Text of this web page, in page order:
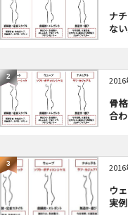
ナ
な
2 2016
骨
合
3 2016
ウ
実例